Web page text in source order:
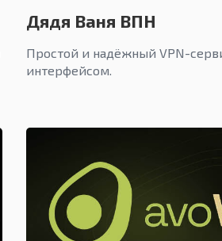
Дядя Ваня ВПН
Простой и надёжный VPN-
интерфейсом.